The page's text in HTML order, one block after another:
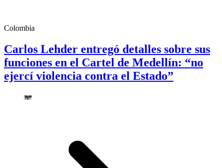
Colombia
Carlos Lehder entregó detalles sobre sus
funciones en el Cartel de Medellín: “no
ejercí violencia contra el Estado”